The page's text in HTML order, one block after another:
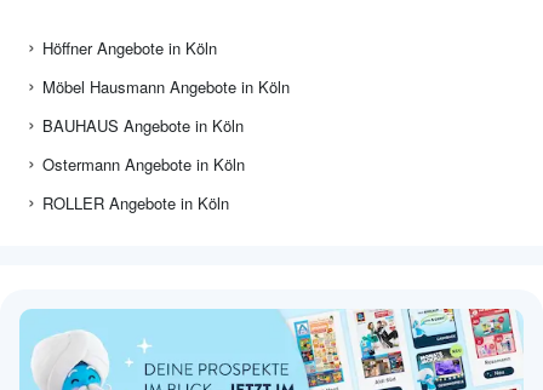
Höffner Angebote in Köln
Möbel Hausmann Angebote in Köln
BAUHAUS Angebote in Köln
Ostermann Angebote in Köln
ROLLER Angebote in Köln